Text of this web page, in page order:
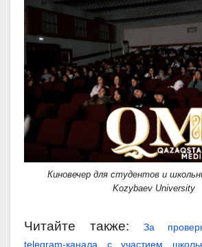
Киновечер для студентов и
Kozybaev University
Читайте также:
За
telegram-канала с участием